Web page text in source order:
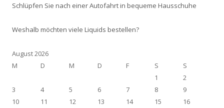
Schlüpfen Sie nach einer Autofahrt in bequeme Hausschuhe
Weshalb möchten viele Liquids bestellen?
August 2026
M
D M D F S
S
1
2
3
4 5 6 7 8
9
10
11 12 13 14 15
16